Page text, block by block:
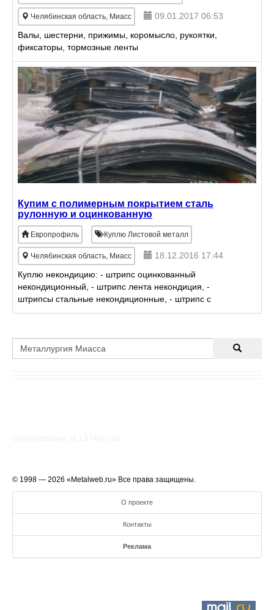
Челябинская область, Миасс
09.01.2017 06:53
Валы, шестерни, прижимы, коромысло, рукоятки,
фиксаторы, тормозные ленты
Купим с полимерным покрытием сталь
рулонную и оцинкованную
Европрофиль Куплю Листовой металл
Челябинская область, Миасс
18.12.2016 17:44
Куплю некондицию: - штрипс оцинкованный
некондиционный, - штрипс лента некондиция, -
штрипсы стальные некондиционные, - штрипс с
полимерным покрытием бракованный, - штрипс
© 1998 — 2026 «Metalweb.ru» Все права защищены.
О проекте
Контакты
Реклама